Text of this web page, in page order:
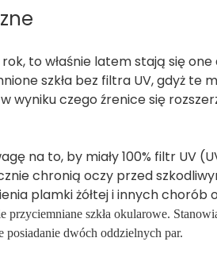
to właśnie latem stają się
szkła bez filtra UV, gdyż te
wyniku czego źrenice się
na to, by miały 100% filtr UV
chronią oczy przed
plamki żółtej i innych chorób
szkła okularowe.
posiadanie dwóch oddzielnych par.